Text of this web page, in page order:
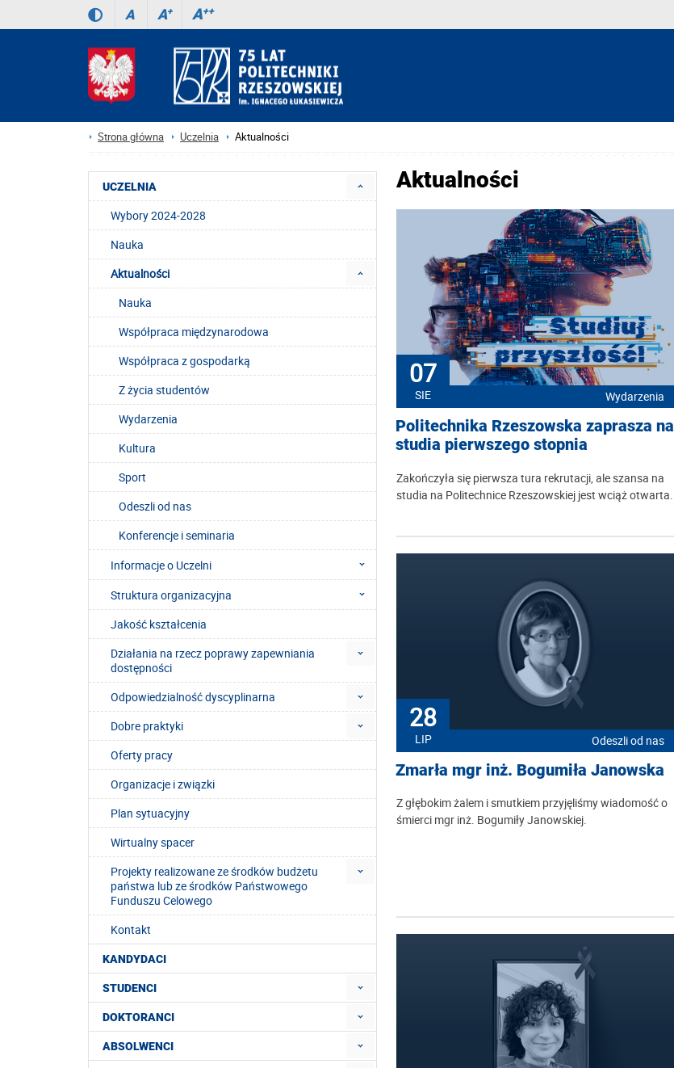
A A+ A++
Strona główna Uczelnia Aktualności
Aktualności
07
SIE Wydarzenia
Politechnika Rzeszowska zaprasza na
studia pierwszego stopnia
Zakończyła się pierwsza tura rekrutacji, ale szansa na
studia na Politechnice Rzeszowskiej jest wciąż otwarta.
28
LIP Odeszli od nas
Zmarła mgr inż. Bogumiła Janowska
Z głębokim żalem i smutkiem przyjęliśmy wiadomość o
śmierci mgr inż. Bogumiły Janowskiej.
UCZELNIA
Wybory 2024-2028
Nauka
Aktualności
Nauka
Współpraca międzynarodowa
Współpraca z gospodarką
Z życia studentów
Wydarzenia
Kultura
Sport
Odeszli od nas
Konferencje i seminaria
Informacje o Uczelni
Struktura organizacyjna
Jakość kształcenia
Działania na rzecz poprawy zapewniania
dostępności
Odpowiedzialność dyscyplinarna
Dobre praktyki
Oferty pracy
Organizacje i związki
Plan sytuacyjny
Wirtualny spacer
Projekty realizowane ze środków budżetu
państwa lub ze środków Państwowego
Funduszu Celowego
Kontakt
KANDYDACI
STUDENCI
DOKTORANCI
ABSOLWENCI